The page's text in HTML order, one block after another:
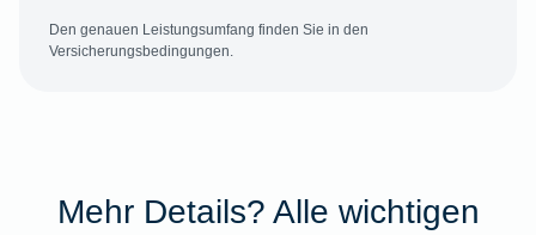
Den genauen Leistungsumfang finden Sie in den
Versicherungsbedingungen.
Mehr Details? Alle wichtigen